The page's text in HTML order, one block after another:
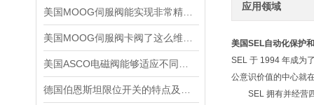
应用领域
美国SEL自动化保护
SEL 于 1994 年成为
公意识价值的中心就
SEL 拥有并经营四